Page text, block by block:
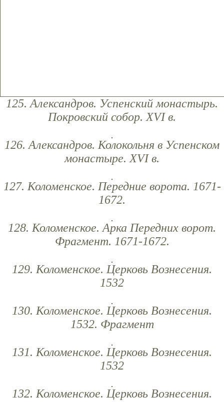
125. Александров. Успенский монастырь.
Покровский собор. XVI в.
126. Александров. Колокольня в Успенском
монастыре. XVI в.
127. Коломенское. Передние ворота. 1671-
1672.
128. Коломенское. Арка Передних ворот.
Фрагмент. 1671-1672.
129. Коломенское. Церковь Вознесения.
1532
130. Коломенское. Церковь Вознесения.
1532. Фрагмент
131. Коломенское. Церковь Вознесения.
1532
132. Коломенское. Церковь Вознесения.